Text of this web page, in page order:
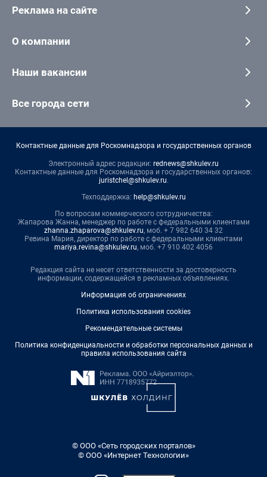
Реклама на сайте
О компании
Наши вакансии
Все города сети
Контактные данные для Роскомнадзора и государственных органов
Электронный адрес редакции: rednews@shkulev.ru
Контактные данные для Роскомнадзора и государственных органов:
juristchel@shkulev.ru.
Техподдержка: help@shkulev.ru
По вопросам коммерческого сотрудничества:
Жапарова Жанна, менеджер по работе с федеральными клиентами
zhanna.zhaparova@shkulev.ru, моб. + 7 982 640 34 32
Ревина Мария, директор по работе с федеральными клиентами
mariya.revina@shkulev.ru, моб. +7 910 402 4056
Редакция сайта не несет ответственности за достоверность
информации, содержащейся в рекламных объявлениях.
Информация об ограничениях
Политика использования cookies
Рекомендательные системы
Политика конфиденциальности и обработки персональных данных и
правила использования сайта
© ООО «Сеть городских порталов»
© ООО «Интернет Технологии»